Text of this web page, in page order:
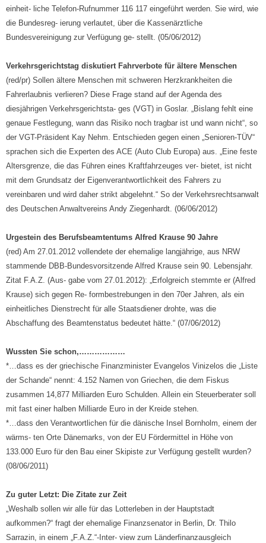
einheit- liche Telefon-Rufnummer 116 117 eingeführt werden. Sie wird, wie
die Bundesreg- ierung verlautet, über die Kassenärztliche
Bundesvereinigung zur Verfügung ge- stellt. (05/06/2012)
Verkehrsgerichtstag diskutiert Fahrverbote für ältere Menschen
(red/pr) Sollen ältere Menschen mit schweren Herzkrankheiten die
Fahrerlaubnis verlieren? Diese Frage stand auf der Agenda des
diesjährigen Verkehrsgerichtsta- ges (VGT) in Goslar. „Bislang fehlt eine
genaue Festlegung, wann das Risiko noch tragbar ist und wann nicht“, so
der VGT-Präsident Kay Nehm. Entschieden gegen einen „Senioren-TÜV“
sprachen sich die Experten des ACE (Auto Club Europa) aus. „Eine feste
Altersgrenze, die das Führen eines Kraftfahrzeuges ver- bietet, ist nicht
mit dem Grundsatz der Eigenverantwortlichkeit des Fahrers zu
vereinbaren und wird daher strikt abgelehnt.“ So der Verkehrsrechtsanwalt
des Deutschen Anwaltvereins Andy Ziegenhardt. (06/06/2012)
Urgestein des Berufsbeamtentums Alfred Krause 90 Jahre
(red) Am 27.01.2012 vollendete der ehemalige langjährige, aus NRW
stammende DBB-Bundesvorsitzende Alfred Krause sein 90. Lebensjahr.
Zitat F.A.Z. (Aus- gabe vom 27.01.2012): „Erfolgreich stemmte er (Alfred
Krause) sich gegen Re- formbestrebungen in den 70er Jahren, als ein
einheitliches Dienstrecht für alle Staatsdiener drohte, was die
Abschaffung des Beamtenstatus bedeutet hätte.“ (07/06/2012)
Wussten Sie schon,………………
*…dass es der griechische Finanzminister Evangelos Vinizelos die „Liste
der Schande“ nennt: 4.152 Namen von Griechen, die dem Fiskus
zusammen 14,877 Milliarden Euro Schulden. Allein ein Steuerberater soll
mit fast einer halben Milliarde Euro in der Kreide stehen.
*…dass den Verantwortlichen für die dänische Insel Bornholm, einem der
wärms- ten Orte Dänemarks, von der EU Fördermittel in Höhe von
133.000 Euro für den Bau einer Skipiste zur Verfügung gestellt wurden?
(08/06/2011)
Zu guter Letzt: Die Zitate zur Zeit
„Weshalb sollen wir alle für das Lotterleben in der Hauptstadt
aufkommen?“ fragt der ehemalige Finanzsenator in Berlin, Dr. Thilo
Sarrazin, in einem „F.A.Z.“-Inter- view zum Länderfinanzausgleich